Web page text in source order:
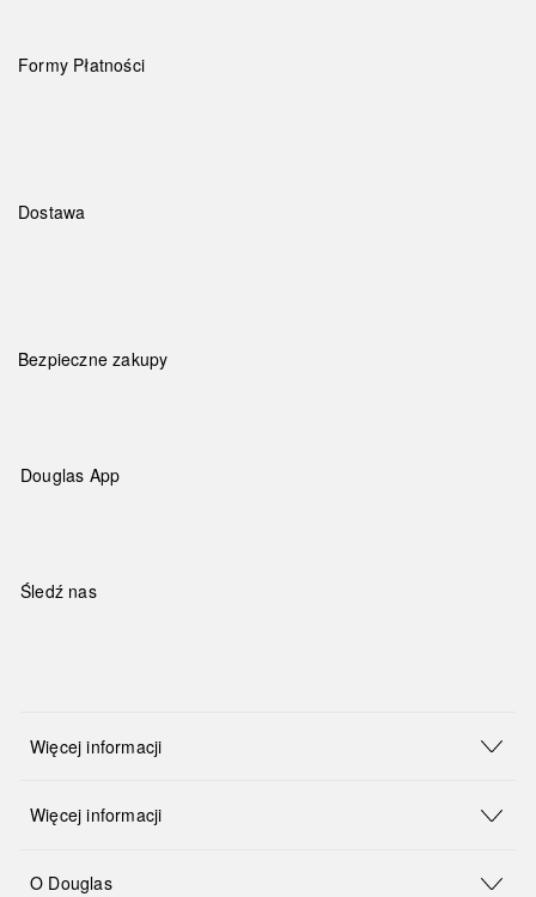
Formy Płatności
Dostawa
Bezpieczne zakupy
Douglas App
Śledź nas
Więcej informacji
Więcej informacji
O Douglas